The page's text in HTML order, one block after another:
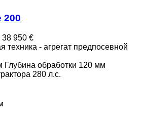
200
38 950 €
- агрегат предпосевной
Глубина обработки 120 мм
280 л.с.